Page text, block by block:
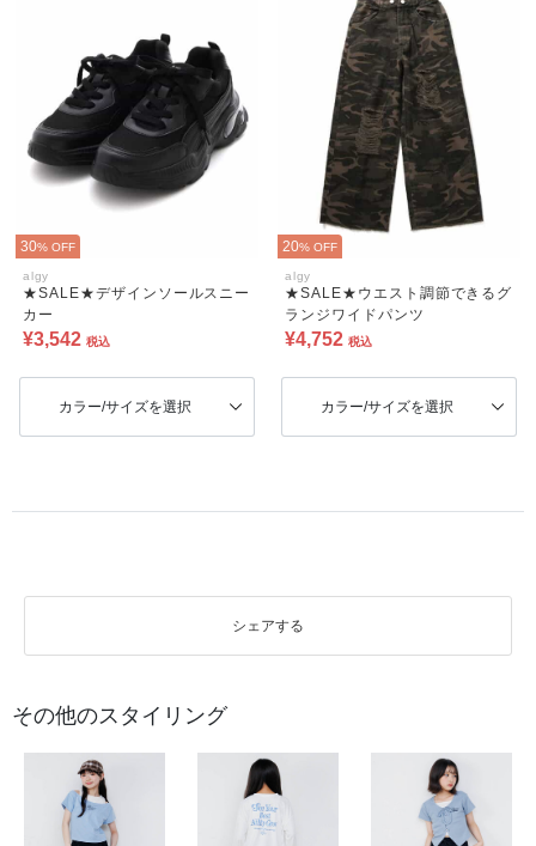
30% OFF
algy
★SALE★デザインソールスニー
カー
¥3,542 税込
カラー/サイズを選択
20% OFF
algy
★SALE★ウエスト調節できるグ
ランジワイドパンツ
¥4,752 税込
カラー/サイズを選択
シェアする
その他のスタイリング